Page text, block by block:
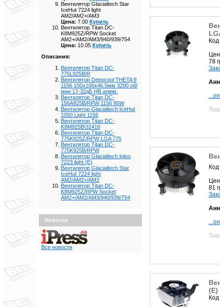
Вентилятор Glacialtech Star
IceHut 7224 light
AM2/AM2+/AM3
Цена: 7.00 Купить
Вентилятор Titan DC-
K8M925Z/RPW Socket
AM2+/AM2/AM3/940/939/754
Цена: 10.05 Купить
Описания:
Вентилятор Titan DC-
775L925B/R
Вентилятор Deepcool THETA 9
1156 100x100x46.5мм 3200 об/
мин 17-32дБ HB алюм.
Вентилятор Titan DC-
156A925B/RPW 1156 95W
Вентилятор Glacialtech IceHut
1050 Light 1156
Вентилятор Titan DC-
K8M925B\32416
Вентилятор Titan DC-
775K925Z/RPW LGA 775
Вентилятор Titan DC-
775K925B/RPW
Вентилятор Glacialtech Igloo
7223 light (E)
Вентилятор Glacialtech Star
IceHut 7224 light
AM2/AM2+/AM3
Вентилятор Titan DC-
K8M925Z/RPW Socket
AM2+/AM2/AM3/940/939/754
Новости
Все новости
78
81
(E)